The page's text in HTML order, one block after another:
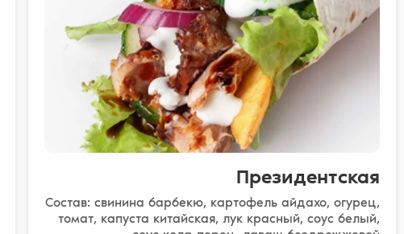
Президентская
Состав: свинина барбекю, картофель айдахо, огурец,
томат, капуста китайская, лук красный, соус белый,